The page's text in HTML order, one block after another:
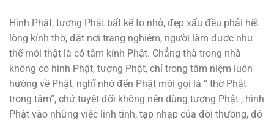
Hình Phật, tượng Phật bất kể to nhỏ, đẹp xấu đều phải hết
lòng kính thờ, đặt nơi trang nghiêm, người làm được như
thế mới thật là có tâm kính Phật. Chẳng thà trong nhà
không có hình Phật, tượng Phật, chỉ trong tâm niệm luôn
hướng về Phật, nghĩ nhớ đến Phật mới gọi là “ thờ Phật
trong tâm”, chứ tuyệt đối không nên dùng tượng Phật , hình
Phật vào những việc linh tinh, tạp nhạp của đời thường, đó